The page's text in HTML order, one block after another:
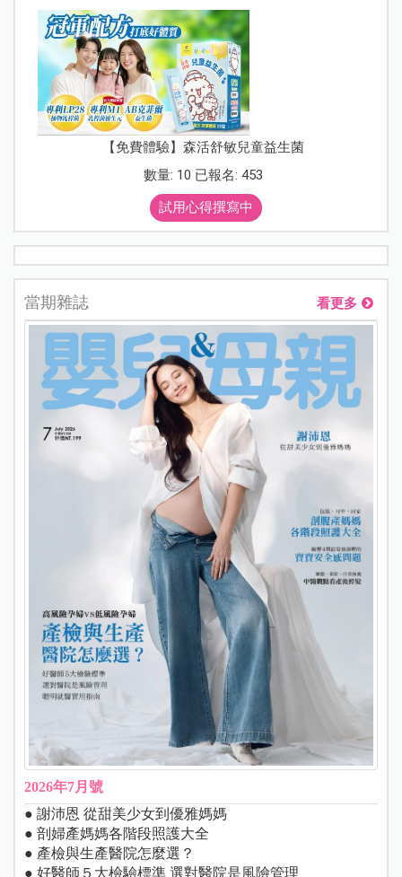
【免費體驗】森活舒敏兒童益生菌
數量: 10 已報名: 453
試用心得撰寫中
當期雜誌 看更多
2026年7月號
● 謝沛恩 從甜美少女到優雅媽媽
● 剖婦產媽媽各階段照護大全
● 產檢與生產醫院怎麼選？
● 好醫師５大檢驗標準 選對醫院是風險管理